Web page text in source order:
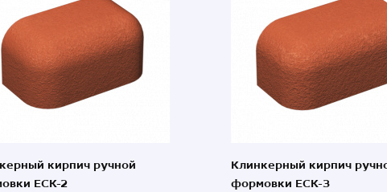
кирпич ручной
ECK-2
Клинкерный кирпич
формовки ECK-3